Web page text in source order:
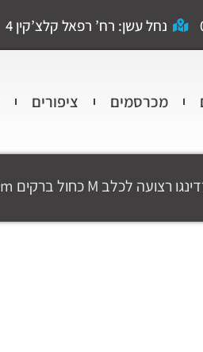
נחל עשן: רח’ רפאל קלצ’קין 4
מכרסמים ציפורים